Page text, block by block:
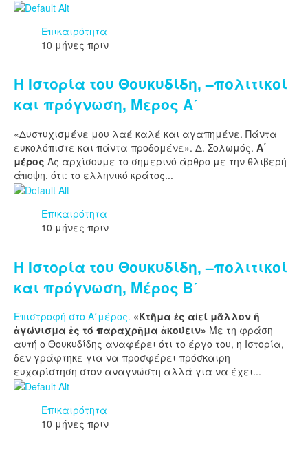
Επικαιρότητα
10 μήνες πριν
Η Ιστορία του Θουκυδίδη, –πολιτικοί
και πρόγνωση, Μερος Α΄
«Δυστυχισμένε μου λαέ καλέ και αγαπημένε. Πάντα
ευκολόπιστε και πάντα προδομένε». Δ. Σολωμός. Α΄
μέρος Ας αρχίσουμε το σημερινό άρθρο με την θλιβερή
άποψη, ότι: το ελληνικό κράτος...
Επικαιρότητα
10 μήνες πριν
Η Ιστορία του Θουκυδίδη, –πολιτικοί
και πρόγνωση, Μέρος Β΄
Επιστροφή στο Α΄μέρος. «Κτῆμα ἐς αἰεί μᾶλλον ἤ
ἀγώνισμα ἐς τό παραχρῆμα ἀκούειν» Με τη φράση
αυτή ο Θουκυδίδης αναφέρει ότι το έργο του, η Ιστορία,
δεν γράφτηκε για να προσφέρει πρόσκαιρη
ευχαρίστηση στον αναγνώστη αλλά για να έχει...
Επικαιρότητα
10 μήνες πριν